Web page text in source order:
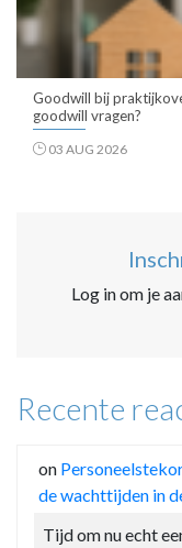
Goodwill bij
goodwill vragen?
03 AUG 2026
Log in om je
Recente
on
de wachttijden in
Tijd om nu echt